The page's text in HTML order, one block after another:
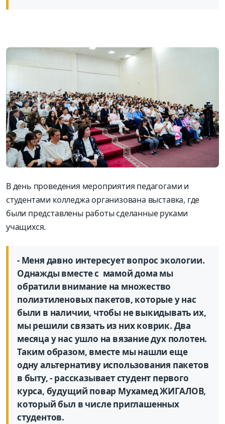
В день проведения мероприятия педагогами и
студентами колледжа организована выставка, где
были представлены работы сделанные руками
учащихся.
- Меня давно интересует вопрос экологии.
Однажды вместе с мамой дома мы
обратили внимание на множество
полиэтиленовых пакетов, которые у нас
были в наличии, чтобы не выкидывать их,
мы решили связать из них коврик. Два
месяца у нас ушло на вязание дух полотен.
Таким образом, вместе мы нашли еще
одну альтернативу использования пакетов
в быту, - рассказывает студент первого
курса, будущий повар Мухамед ЖИГАЛОВ,
который был в числе приглашенных
студентов.